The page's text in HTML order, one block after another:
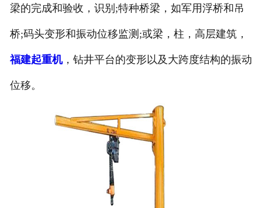
梁的完成和验收，识别;特种桥梁，如军用浮桥和吊
桥;码头变形和振动位移监测;或梁，柱，高层建筑，
福建起重机，钻井平台的变形以及大跨度结构的振动
位移。